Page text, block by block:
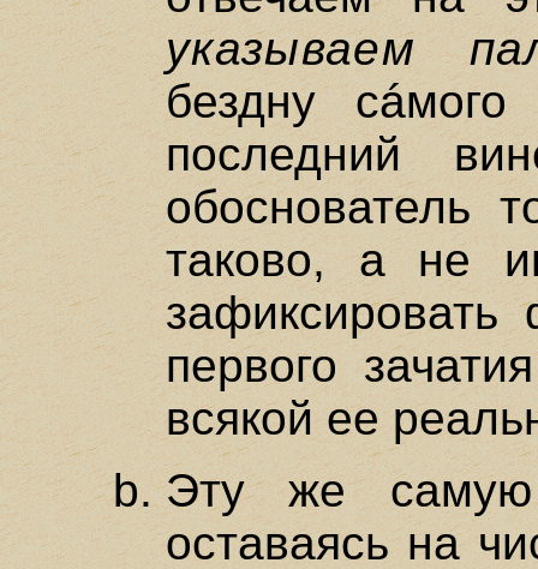
указываем
бездну
последний
обоснователь
таково, а не
первого
всякой ее
Эту же
оставаясь на